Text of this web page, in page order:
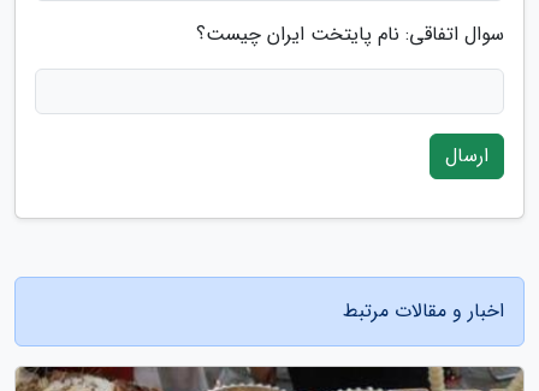
سوال اتفاقی: نام پایتخت ایران چیست؟
ارسال
اخبار و مقالات مرتبط